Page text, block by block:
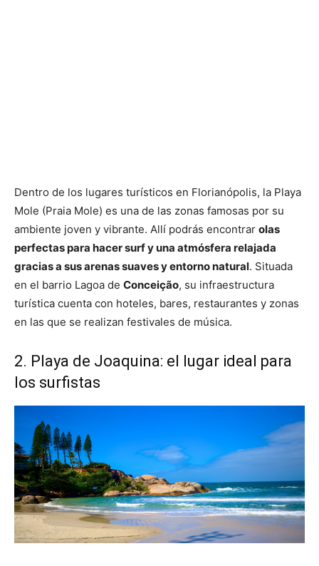
Dentro de los lugares turísticos en Florianópolis, la Playa
Mole (Praia Mole) es una de las zonas famosas por su
ambiente joven y vibrante. Allí podrás encontrar olas
perfectas para hacer surf y una atmósfera relajada
gracias a sus arenas suaves y entorno natural. Situada
en el barrio Lagoa de Conceição, su infraestructura
turística cuenta con hoteles, bares, restaurantes y zonas
en las que se realizan festivales de música.
2. Playa de Joaquina: el lugar ideal para
los surfistas